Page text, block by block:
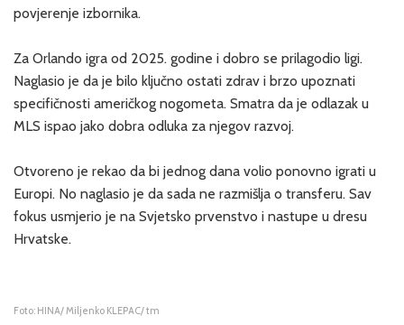
povjerenje izbornika.
Za Orlando igra od 2025. godine i dobro se prilagodio ligi.
Naglasio je da je bilo ključno ostati zdrav i brzo upoznati
specifičnosti američkog nogometa. Smatra da je odlazak u
MLS ispao jako dobra odluka za njegov razvoj.
Otvoreno je rekao da bi jednog dana volio ponovno igrati u
Europi. No naglasio je da sada ne razmišlja o transferu. Sav
fokus usmjerio je na Svjetsko prvenstvo i nastupe u dresu
Hrvatske.
Foto: HINA/ Miljenko KLEPAC/ tm